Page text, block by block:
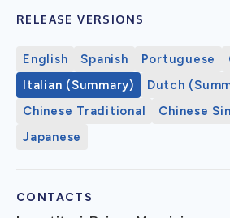
RELEASE VERSIONS
English Spanish Portuguese
Italian (Summary)
Dutch
Chinese Traditional
Chinese
Japanese
CONTACTS